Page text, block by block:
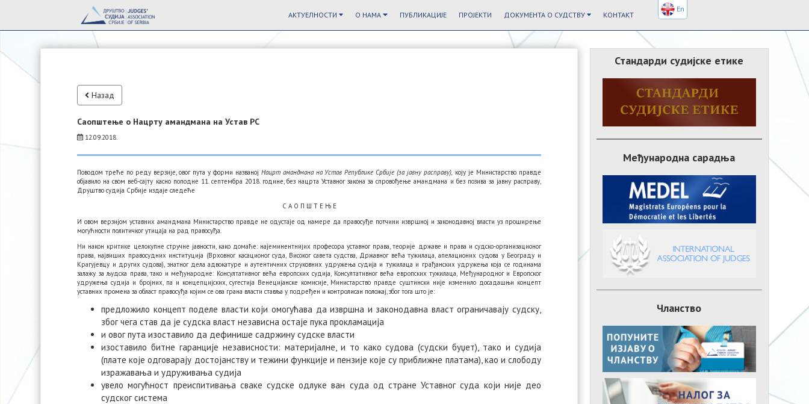
АКТУЕЛНОСТИ О НАМА ПУБЛИКАЦИЈЕ ПРОЈЕКТИ ДОКУМЕНТА О СУДСТВУ КОНТАКТ
Назад
Саопштење о Нацрту амандмана на Устав РС
12.09.2018.
Поводом треће по реду верзије, овог пута у форми названој Нацрт амандмана на Устав Републике Србије (за јавну расправу), коју је Министарство правде
објавило на свом веб-сајту касно поподне 11. септембра 2018. године, без нацрта Уставног закона за спровођење амандмана и без позива за јавну расправу,
Друштво судија Србије издаје следеће
С А О П Ш Т Е Њ Е
И овом верзијом уставних амандмана Министарство правде не одустаје од намере да правосуђе потчини извршној и законодавној власти уз проширење
могућности политичког утицаја на рад правосуђа.
Ни након критике целокупне стручне јавности, како домаће: најеминентнијих професора уставног права, теорије државе и права и судско-организационог
права, највиших правосудних институција (Врховног касационог суда, Високог савета судства, Државног већа тужилаца, апелационих судова у Београду и
Крагујевцу и других судова), знатног дела адвокатуре и аутентичних струковних удружења судија и тужилаца и грађанских удружења која се годинама
залажу за људска права, тако и међународне: Консултативног већа европских судија, Консултативног већа европских тужилаца, Међународног и Европског
удружења судија и бројних, па и концепцијских, сугестија Венецијанске комисије, Министарство правде суштински није изменило досадашњи концепт
уставних промена за област правосуђа којим се ова грана власти ставља у подређен и контролисан положај, због тога што је:
предложило концепт поделе власти који омогућава да извршна и законодавна власт ограничавају судску,
због чега став да је судска власт независна остаје пука прокламација
и овог пута изоставило да дефинише садржину судске власти
изоставило битне гаранције независности: материјалне, и то како судова (судски буџет), тако и судија
(плате које одговарају достојанству и тежини функције и пензије које су приближне платама), као и слободу
изражавања и удруживања судија
увело могућност преиспитивања сваке судске одлуке ван суда од стране Уставног суда који није део
судског система
Стандарди судијске етике
Међународна сарадња
Чланство
En